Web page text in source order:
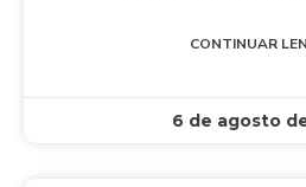
CONTINUAR
6 de agosto